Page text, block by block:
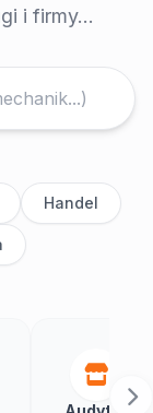
i firmy...
Handel